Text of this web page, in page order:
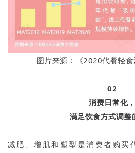
图片来源：《2020代餐轻食
02
消费日常化，
满足饮食方式调整
减肥、增肌和塑型是消费者购买